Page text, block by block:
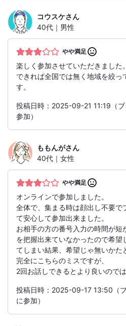
コウスケさん
40代｜男性
やや満足
楽しく参加させていただきました。
できれば全国では無く地域を絞
す。
投稿日時：2025-09-21 11:19（
参加）
ももんがさん
40代｜女性
やや満足
オンラインで参加しました。
全体で、集まる時は顔出し不要で
て安心して参加出来ました。
お相手の方の番号入力の時間が
を把握出来ていなかったので希望
てしまい結果、希望じゃ無いかた
完全にこちらのミスですが、
2回お話しできるとより良いので
投稿日時：2025-09-17 13:50（
に参加）